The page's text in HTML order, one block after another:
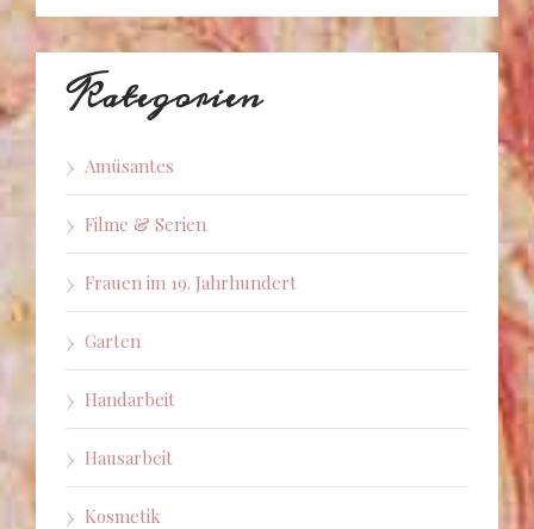
Kategorien
Amüsantes
Filme & Serien
Frauen im 19. Jahrhundert
Garten
Handarbeit
Hausarbeit
Kosmetik